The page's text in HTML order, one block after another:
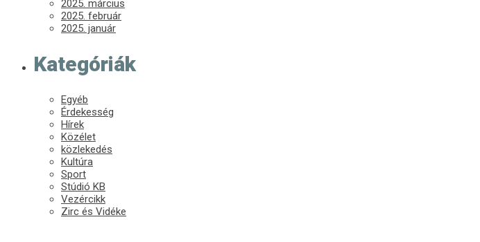
2025. március
2025. február
2025. január
Kategóriák
Egyéb
Érdekesség
Hírek
Közélet
közlekedés
Kultúra
Sport
Stúdió KB
Vezércikk
Zirc és Vidéke